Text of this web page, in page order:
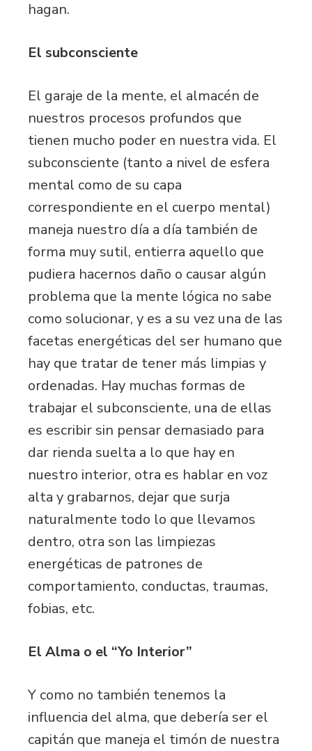
hagan.
El subconsciente
El garaje de la mente, el almacén de
nuestros procesos profundos que
tienen mucho poder en nuestra vida. El
subconsciente (tanto a nivel de esfera
mental como de su capa
correspondiente en el cuerpo mental)
maneja nuestro día a día también de
forma muy sutil, entierra aquello que
pudiera hacernos daño o causar algún
problema que la mente lógica no sabe
como solucionar, y es a su vez una de las
facetas energéticas del ser humano que
hay que tratar de tener más limpias y
ordenadas. Hay muchas formas de
trabajar el subconsciente, una de ellas
es escribir sin pensar demasiado para
dar rienda suelta a lo que hay en
nuestro interior, otra es hablar en voz
alta y grabarnos, dejar que surja
naturalmente todo lo que llevamos
dentro, otra son las limpiezas
energéticas de patrones de
comportamiento, conductas, traumas,
fobias, etc.
El Alma o el “Yo Interior”
Y como no también tenemos la
influencia del alma, que debería ser el
capitán que maneja el timón de nuestra